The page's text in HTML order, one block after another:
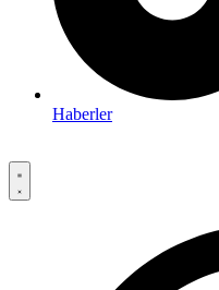
Haberler